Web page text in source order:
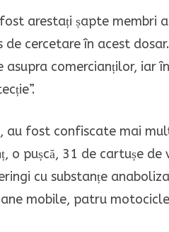
arestați șapte membri
de cercetare în acest
asupra comercianților, iar
au fost confiscate mai
o pușcă, 31 de cartușe
cu substanțe
mobile, patru